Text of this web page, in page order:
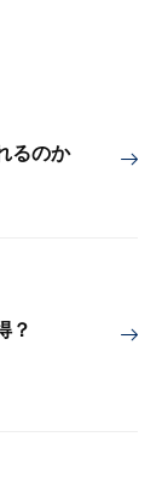
るのか
？